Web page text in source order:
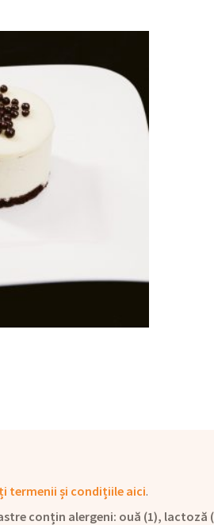
termenii și condițiile aici.
conțin alergeni: ouă (1),